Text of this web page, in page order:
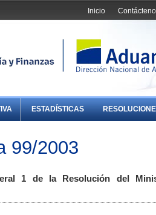
Inicio
ESTADÍSTICAS
99/2003
1 de la Resolución del